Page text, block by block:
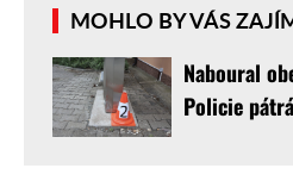
MOHLO BY VÁS
Naboural
Policie